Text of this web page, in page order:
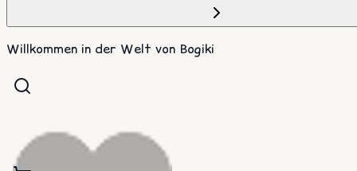
Willkommen in der Welt von Bogiki